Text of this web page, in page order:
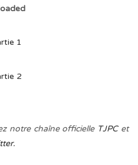
1
2
notre chaîne officielle TJPCet